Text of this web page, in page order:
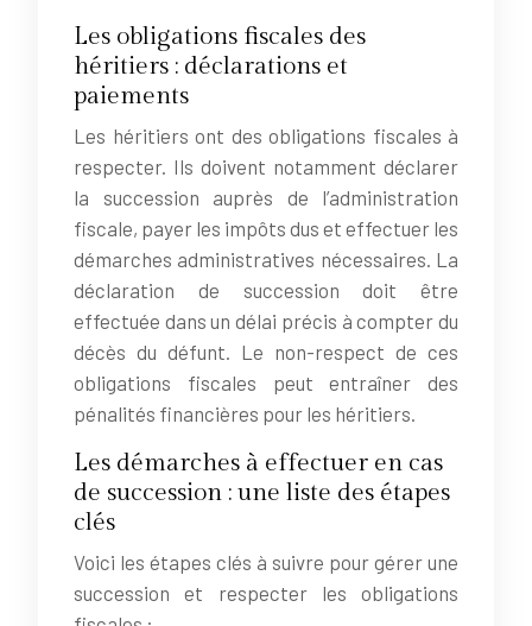
Les obligations fiscales des
héritiers : déclarations et
paiements
Les héritiers ont des obligations fiscales à
respecter. Ils doivent notamment déclarer
la succession auprès de l’administration
fiscale, payer les impôts dus et effectuer les
démarches administratives nécessaires. La
déclaration de succession doit être
effectuée dans un délai précis à compter du
décès du défunt. Le non-respect de ces
obligations fiscales peut entraîner des
pénalités financières pour les héritiers.
Les démarches à effectuer en cas
de succession : une liste des étapes
clés
Voici les étapes clés à suivre pour gérer une
succession et respecter les obligations